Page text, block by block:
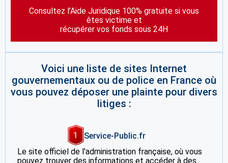
Consultez l’Aide Juridique 100% gratuite si vous
êtes victime et
récupérer vos fonds sous 24H
Voici une liste de sites Internet
gouvernementaux ou de police en France où
vous pouvez déposer une plainte pour divers
litiges :
1
Service-Public.fr
Le site officiel de l'administration française, où vous
pouvez trouver des informations et accéder à des